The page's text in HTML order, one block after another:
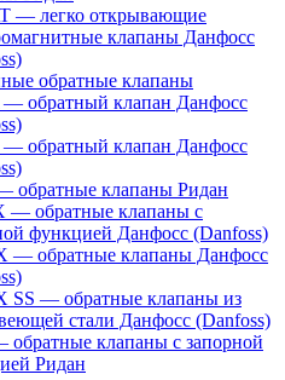
— легко открывающие
клапаны Данфосс
обратные клапаны
обратный клапан Данфосс
обратный клапан Данфосс
обратные клапаны Ридан
— обратные клапаны с
функцией Данфосс (Danfoss)
— обратные клапаны Данфосс
SS — обратные клапаны из
стали Данфосс (Danfoss)
обратные клапаны с запорной
Ридан